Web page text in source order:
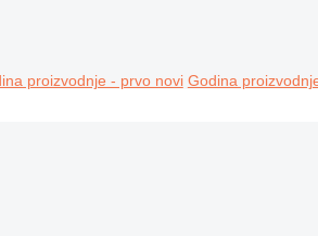
proizvodnje - prvo novi Godina